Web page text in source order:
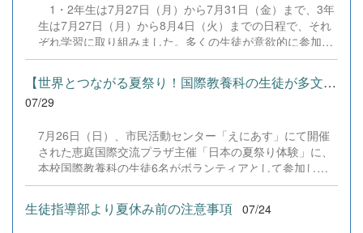
の全国大会出場にあたり、多大なるご支援・ご協力をいた
だきました企業の皆様、ならびに心温まるご寄付や温かい
ご声援を寄せてくださった地域の皆様方に、心より感謝申
し上げます。皆様からの温かいご支援が部員たちの大きな
励みとなり、全国の舞台で最高のパフォーマンスと演技を
届けることができました。今回の経験を糧に、さらに表現
本校演劇部への変わらぬご声援をよろしくお願いいたしま
す。 &nbsp;
1・2年生は7月27日（月）から7月31日（金）まで、3年
生は7月27日（月）から8月4日（火）までの日程で、それ
ぞれ学習に取り組みました。多くの生徒が意欲的に参加
し、これまでの学習内容の復習や発展的な内容、受験に向
けた学習などに真剣に取り組む姿が見られました。夏期講
習で身に付けた学習習慣や知識を、今後の学校生活や学習
に生かし、一人一人がさらなる成長につなげてくれること
【世界とつながる夏祭り！国際教養科の生徒が多文化共生ボランテ...
07/29
7月26日（日）、市民活動センター「えにあす」にて開催
された恵庭国際交流プラザ主催「日本の夏祭り体験」に、
本校国際教養科の生徒6名がボランティアとして参加しま
した！ 会場にはウクライナ、ネパール、アフガニスタンな
ど多国籍な参加者が集まり、ヨーヨー釣りや綿あめ、盆踊
りなどを満喫。浴衣姿でイベントを彩った1年生や、経験
生徒指導部より夏休み前の注意事項 07/24